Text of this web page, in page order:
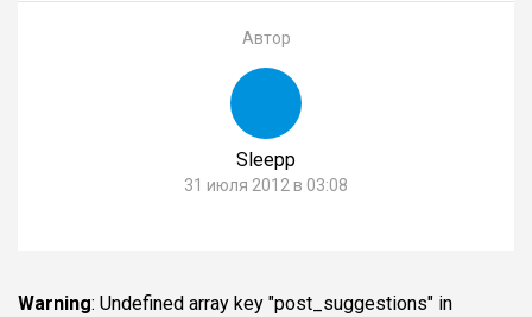
Автор
Sleepp
31 июля 2012 в 03:08
Warning: Undefined array key "post_suggestions" in